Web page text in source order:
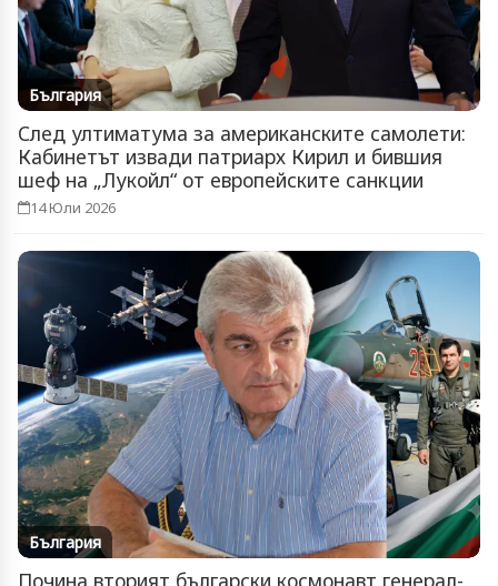
България
След ултиматума за американските самолети:
Кабинетът извади патриарх Кирил и бившия
шеф на „Лукойл“ от европейските санкции
14 Юли 2026
България